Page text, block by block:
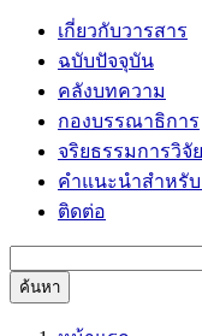
เกี่ยวกับวารสาร
ฉบับปัจจุบัน
คลังบทความ
กองบรรณาธิการ
จริยธรรมการวิจัย
คำแนะนำสำหรับ
ติดต่อ
ค้นหา